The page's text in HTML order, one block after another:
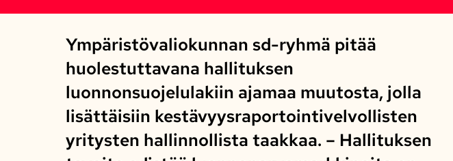
Ympäristövaliokunnan sd-ryhmä pitää
huolestuttavana hallituksen
luonnonsuojelulakiin ajamaa muutosta, jolla
lisättäisiin kestävyysraportointivelvollisten
yritysten hallinnollista taakkaa. – Hallituksen